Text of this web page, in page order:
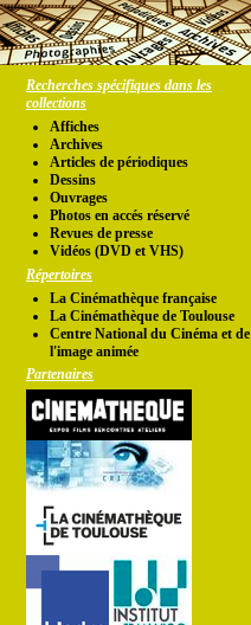
Recherches spécifiques dans les
collections
Affiches
Archives
Articles de périodiques
Dessins
Ouvrages
Photos en accés réservé
Revues de presse
Vidéos (DVD et VHS)
Répertoires
La Cinémathèque française
La Cinémathèque de Toulouse
Centre National du Cinéma et de
l'image animée
Partenaires